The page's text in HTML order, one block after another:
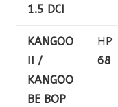
1.5 DCI
KANGOO
II /
KANGOO
BE BOP
HP
68